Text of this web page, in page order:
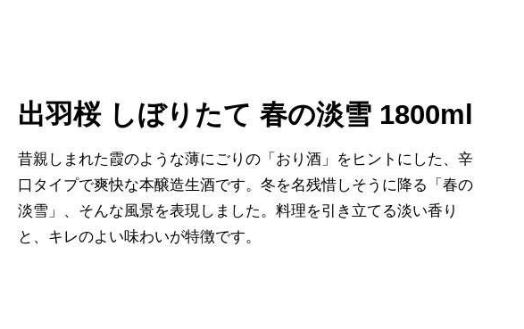
出羽桜 しぼりたて 春の淡雪 1800ml
昔親しまれた霞のような薄にごりの「おり酒」をヒントにした、辛
口タイプで爽快な本醸造生酒です。冬を名残惜しそうに降る「春の
淡雪」、そんな風景を表現しました。料理を引き立てる淡い香り
と、キレのよい味わいが特徴です。